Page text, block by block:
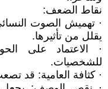
نقاط الضعف:
· تهميش الصوت
يقلل من تأثيرها.
· الاعتماد على
للشخصيات.
· كثافة العامية: قد